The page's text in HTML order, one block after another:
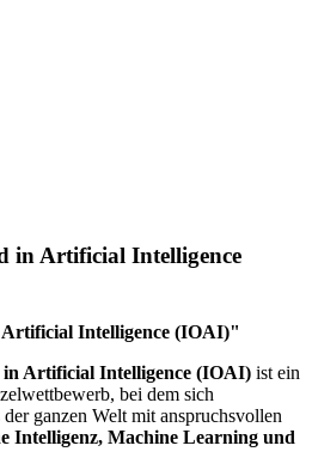
in Artificial Intelligence
Intelligence (IOAI)"
Artificial Intelligence (IOAI) ist ein
bei dem sich
ganzen Welt mit anspruchsvollen
Intelligenz, Machine Learning und